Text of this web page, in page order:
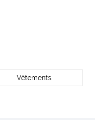
Vêtements